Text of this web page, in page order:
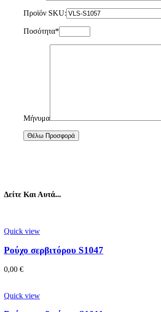
Προϊόν SKU:
Ποσότητα*
Μήνυμα
Δείτε Και Αυτά...
Quick view
Ρούχο σερβιτόρου S1047
0,00 €
Quick view